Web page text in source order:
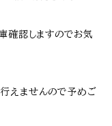
確認しますのでお気
えませんので予めご